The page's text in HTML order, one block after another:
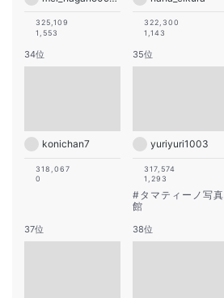
325,109
1,553
322,300
1,143
34位
konichan7
318,067
0
35位
yuriyuri1003
317,574
1,293
#タマティーノ写真
館
37位 38位